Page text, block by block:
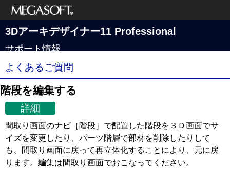
メガソフト株式
会社
3Dアーキデザイナー11 Professional
サポート情報
よくあるご質問
階段を編集する
詳細
間取り画面のナビ［階段］で配置した階段を３Ｄ画面でサ
イズを変更したり、パーツ階層で部材を削除したりして
も、間取り画面に戻って再立体化することにより、元に戻
ります。編集は間取り画面でおこなってください。